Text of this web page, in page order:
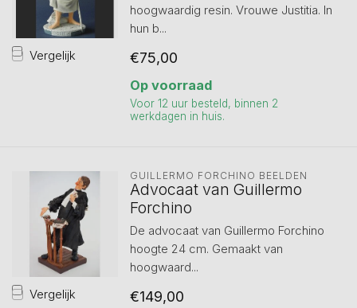
Vergelijk
hoogwaardig resin. Vrouwe Justitia. In
hun b...
€75,00
Op voorraad
Voor 12 uur besteld, binnen 2
werkdagen in huis.
Vergelijk
GUILLERMO FORCHINO BEELDEN
Advocaat van Guillermo
Forchino
De advocaat van Guillermo Forchino
hoogte 24 cm. Gemaakt van
hoogwaard...
€149,00